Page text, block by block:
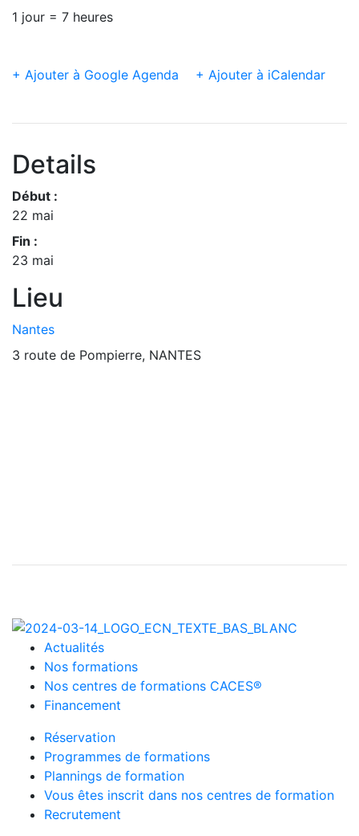
1 jour = 7 heures
+ Ajouter à Google Agenda + Ajouter à iCalendar
Details
Début :
22 mai
Fin :
23 mai
Lieu
Nantes
3 route de Pompierre, NANTES
Actualités
Nos formations
Nos centres de formations CACES®
Financement
Réservation
Programmes de formations
Plannings de formation
Vous êtes inscrit dans nos centres de formation
Recrutement